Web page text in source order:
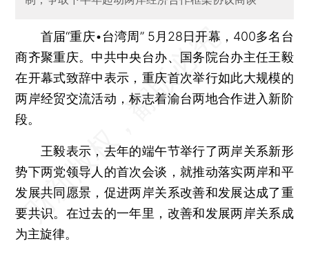
首届“重庆•台湾周” 5月28日开幕，400多名台
商齐聚重庆。中共中央台办、国务院台办主任王毅
在开幕式致辞中表示，重庆首次举行如此大规模的
两岸经贸交流活动，标志着渝台两地合作进入新阶
段。
王毅表示，去年的端午节举行了两岸关系新形
势下两党领导人的首次会谈，就推动落实两岸和平
发展共同愿景，促进两岸关系改善和发展达成了重
要共识。在过去的一年里，改善和发展两岸关系成
为主旋律。